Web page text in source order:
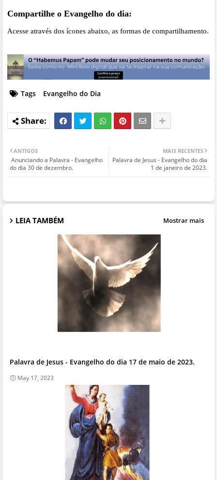
Compartilhe o Evangelho do dia:
Acesse através dos ícones abaixo, as formas de compartilhamento.
Tags Evangelho do Dia
MAIS RECENTES
Palavra de Jesus - Evangelho do dia
1 de janeiro de 2023.
ANTIGOS
Anunciando a Palavra - Evangelho
do dia 30 de dezembro.
LEIA TAMBÉM Mostrar mais
Palavra de Jesus - Evangelho do dia 17 de maio de 2023.
May 17, 2023